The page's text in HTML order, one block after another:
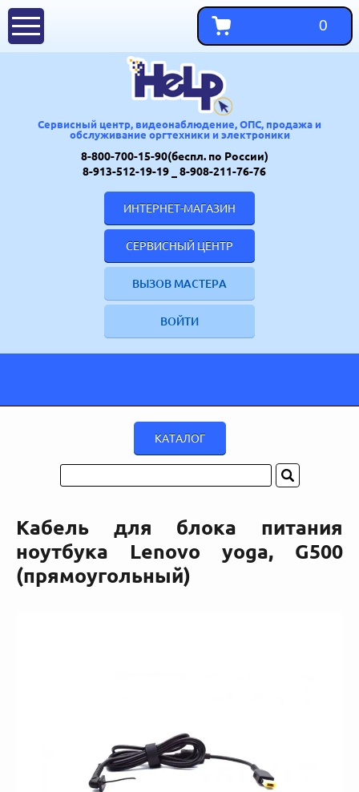
Сервисный центр, видеонаблюдение, ОПС, продажа и
обслуживание оргтехники и электроники
8-800-700-15-90(беспл. по России)
8-913-512-19-19
_ 8-908-211-76-76
ИНТЕРНЕТ-МАГАЗИН
СЕРВИСНЫЙ ЦЕНТР
ВЫЗОВ МАСТЕРА
ВОЙТИ
0
Кабель для блока питания
ноутбука Lenovo yoga, G500
(прямоугольный)